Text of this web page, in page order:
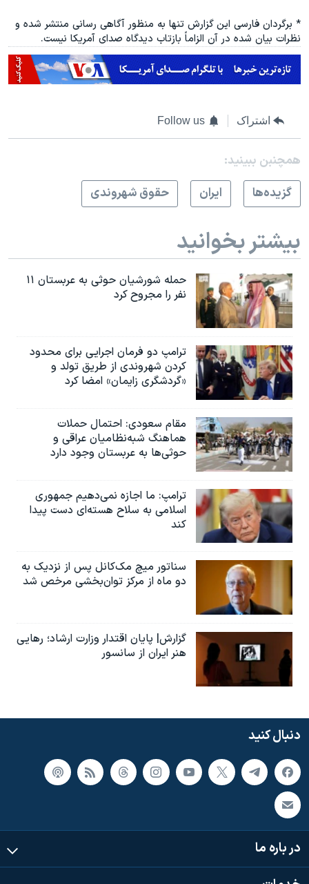
* برگردان فارسی این گزارش تنها به منظور آگاهی رسانی منتشر شده و
نظرات بیان شده در آن الزاماً بازتاب دیدگاه صدای آمریکا نیست.
اشتراک Follow us
همچنبن ببینید:
گزيده‌ها
ايران حقوق شهروندی
بیشتر بخوانید
حمله شورشیان حوثی به عربستان ۱۱
نفر را مجروح کرد
ترامپ دو فرمان اجرایی برای محدود
کردن شهروندی از طریق تولد و
«گردشگری زایمان» امضا کرد
مقام سعودی: احتمال حملات
هماهنگ شبه‌نظامیان عراقی و
حوثی‌ها به عربستان وجود دارد
ترامپ: ما اجازه نمی‌دهیم جمهوری
اسلامی به سلاح هسته‌ای دست پیدا
کند
سناتور میچ مک‌کانل پس از نزدیک به
دو ماه از مرکز توان‌بخشی مرخص شد
گزارش| پایان اقتدار وزارت ارشاد؛ رهایی
هنر ایران از سانسور
دنبال کنید
در باره ما